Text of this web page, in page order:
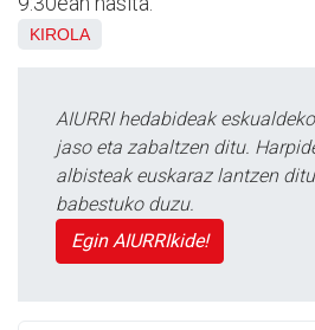
KIROLA
AIURRI hedabideak
jaso eta zabaltzen ditu.
albisteak euskaraz lantzen
babestuko duzu.
Egin AIURRIkide!